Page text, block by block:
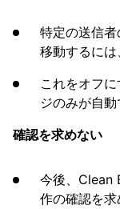
特定の送信
移動するには
これをオフ
ジのみが自動
確認を求めない
今後、Clean
作の確認を